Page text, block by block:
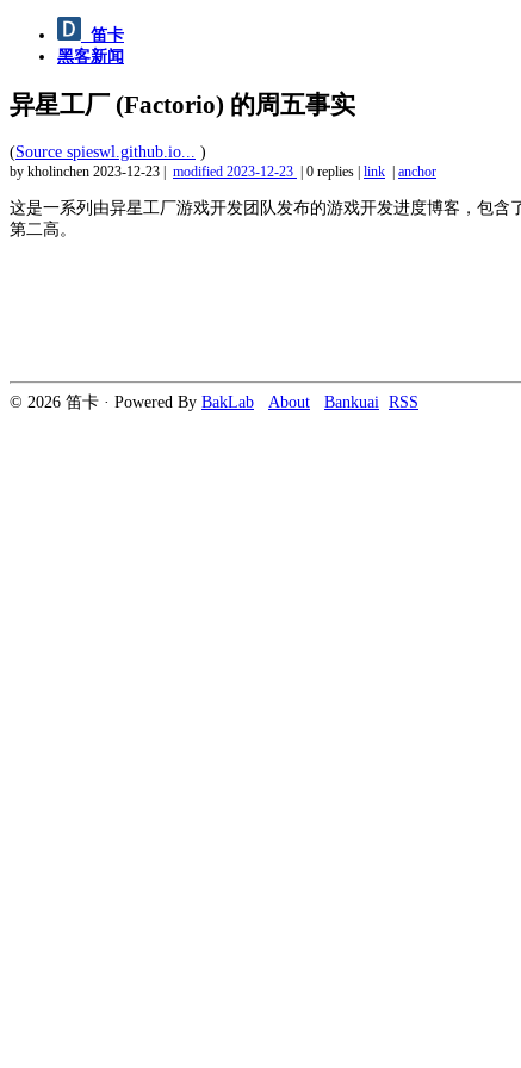
笛卡
黑客新闻
异星工厂 (Factorio) 的周五事实
(Source spieswl.github.io... )
by kholinchen 2023-12-23 modified 2023-12-23 0 replies link anchor
这是一系列由异星工厂游戏开发团队发布的游戏开发进度博客，包
第二高。
© 2026 笛卡 · Powered By BakLab About Bankuai RSS